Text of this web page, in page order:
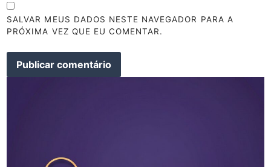
SALVAR MEUS DADOS NESTE NAVEGADOR PARA A
PRÓXIMA VEZ QUE EU COMENTAR.